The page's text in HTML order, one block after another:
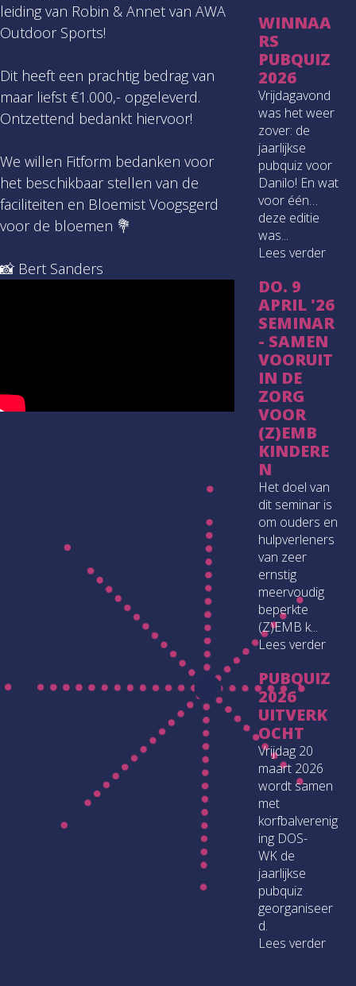
leiding van Robin & Annet van AWA
Outdoor Sports!
Dit heeft een prachtig bedrag van
maar liefst €1.000,- opgeleverd.
Ontzettend bedankt hiervoor!
We willen Fitform bedanken voor
het beschikbaar stellen van de
faciliteiten en Bloemist Voogsgerd
voor de bloemen 💐
📸 Bert Sanders
WINNAA
RS
PUBQUIZ
2026
Vrijdagavond
was het weer
zover: de
jaarlijkse
pubquiz voor
Danilo! En wat
voor één…
deze editie
was...
Lees verder
DO. 9
APRIL '26
SEMINAR
- SAMEN
VOORUIT
IN DE
ZORG
VOOR
(Z)EMB
KINDERE
N
Het doel van
dit seminar is
om ouders en
hulpverleners
van zeer
ernstig
meervoudig
beperkte
(Z)EMB k...
Lees verder
PUBQUIZ
2026
UITVERK
OCHT
Vrijdag 20
maart 2026
wordt samen
met
korfbalverenig
ing DOS-
WK de
jaarlijkse
pubquiz
georganiseer
d.
Lees verder